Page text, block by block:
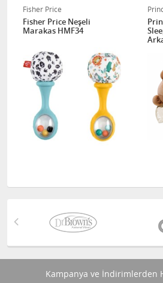
Fisher Price
Fisher Price Neşeli
Marakas HMF34
Kampanya ve İndirimlerden